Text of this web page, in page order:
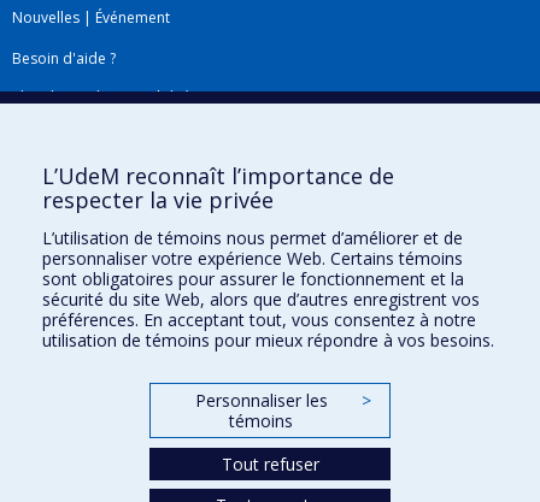
Nouvelles | Événement
Besoin d'aide ?
Plan du site|Accessibilité
Téléchargez les logos de l'ESPUM
L’UdeM reconnaît l’importance de
respecter la vie privée
L’utilisation de témoins nous permet d’améliorer et de
personnaliser votre expérience Web. Certains témoins
sont obligatoires pour assurer le fonctionnement et la
sécurité du site Web, alors que d’autres enregistrent vos
préférences. En acceptant tout, vous consentez à notre
utilisation de témoins pour mieux répondre à vos besoins.
Personnaliser les
témoins
>
Tout refuser